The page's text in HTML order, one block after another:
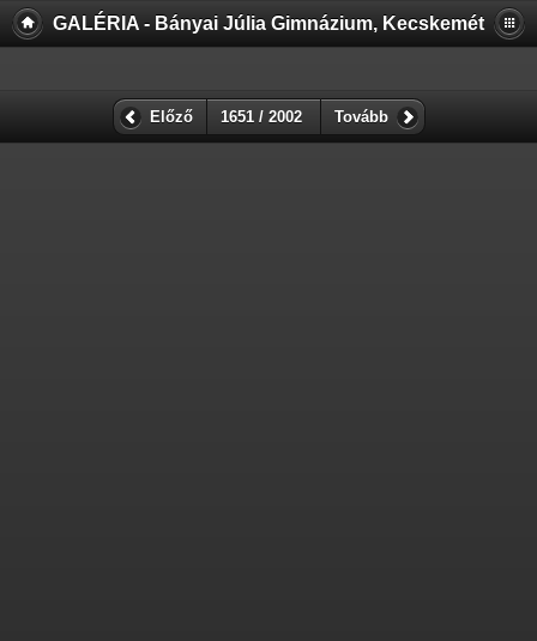
GALÉRIA - Bányai Júlia Gimnázium, Kecskemét
Előző 1651 / 2002 Tovább